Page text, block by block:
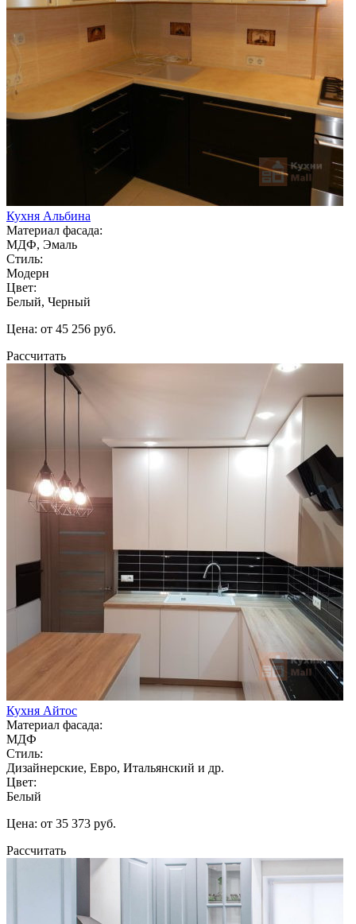
Кухня Альбина
Материал фасада:
МДФ, Эмаль
Стиль:
Модерн
Цвет:
Белый, Черный
Цена: от 45 256 руб.
Рассчитать
Кухня Айтос
Материал фасада:
МДФ
Стиль:
Дизайнерские, Евро, Итальянский и др.
Цвет:
Белый
Цена: от 35 373 руб.
Рассчитать